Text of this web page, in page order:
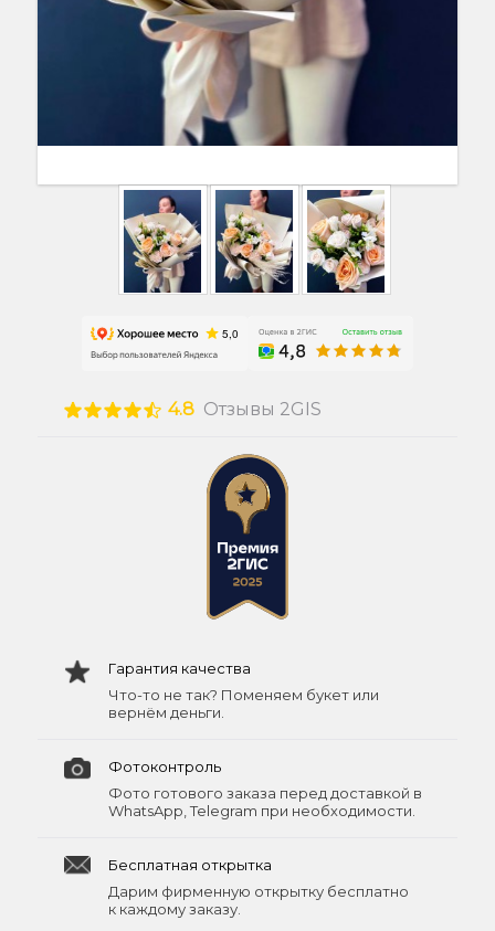
4.8 Отзывы 2GIS
Гарантия качества
Что-то не так? Поменяем букет или
вернём деньги.
Фотоконтроль
Фото готового заказа перед доставкой в
WhatsApp, Telegram при необходимости.
Бесплатная открытка
Дарим фирменную открытку бесплатно
к каждому заказу.